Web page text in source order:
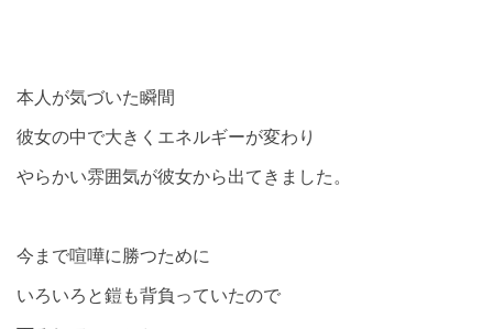
本人が気づいた瞬間
彼女の中で大きくエネルギーが変わり
やらかい雰囲気が彼女から出てきました。
今まで喧嘩に勝つために
いろいろと鎧も背負っていたので